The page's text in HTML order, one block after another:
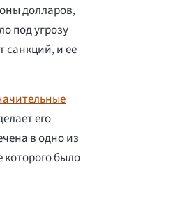
долларов,
под угрозу
санкций, и ее
его
в одно из
было